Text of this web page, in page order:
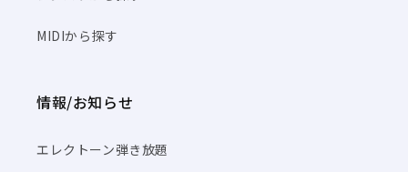
MIDIから探す
情報/お知らせ
エレクトーン弾き放題